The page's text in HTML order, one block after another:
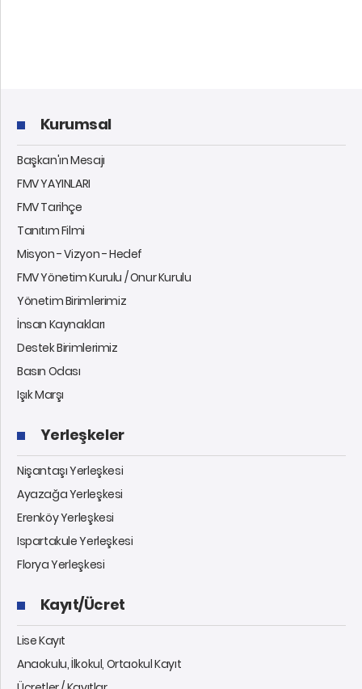
Kurumsal
Başkan'ın Mesajı
FMV YAYINLARI
FMV Tarihçe
Tanıtım Filmi
Misyon - Vizyon - Hedef
FMV Yönetim Kurulu / Onur Kurulu
Yönetim Birimlerimiz
İnsan Kaynakları
Destek Birimlerimiz
Basın Odası
Işık Marşı
Yerleşkeler
Nişantaşı Yerleşkesi
Ayazağa Yerleşkesi
Erenköy Yerleşkesi
Ispartakule Yerleşkesi
Florya Yerleşkesi
Kayıt/Ücret
Lise Kayıt
Anaokulu, İlkokul, Ortaokul Kayıt